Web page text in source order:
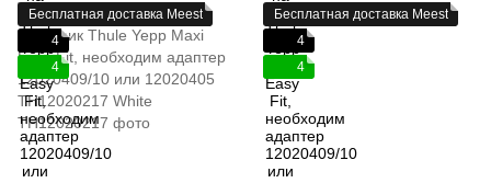
Бесплатная доставка Meest
4
4
Бесплатная доставка Meest
4
4